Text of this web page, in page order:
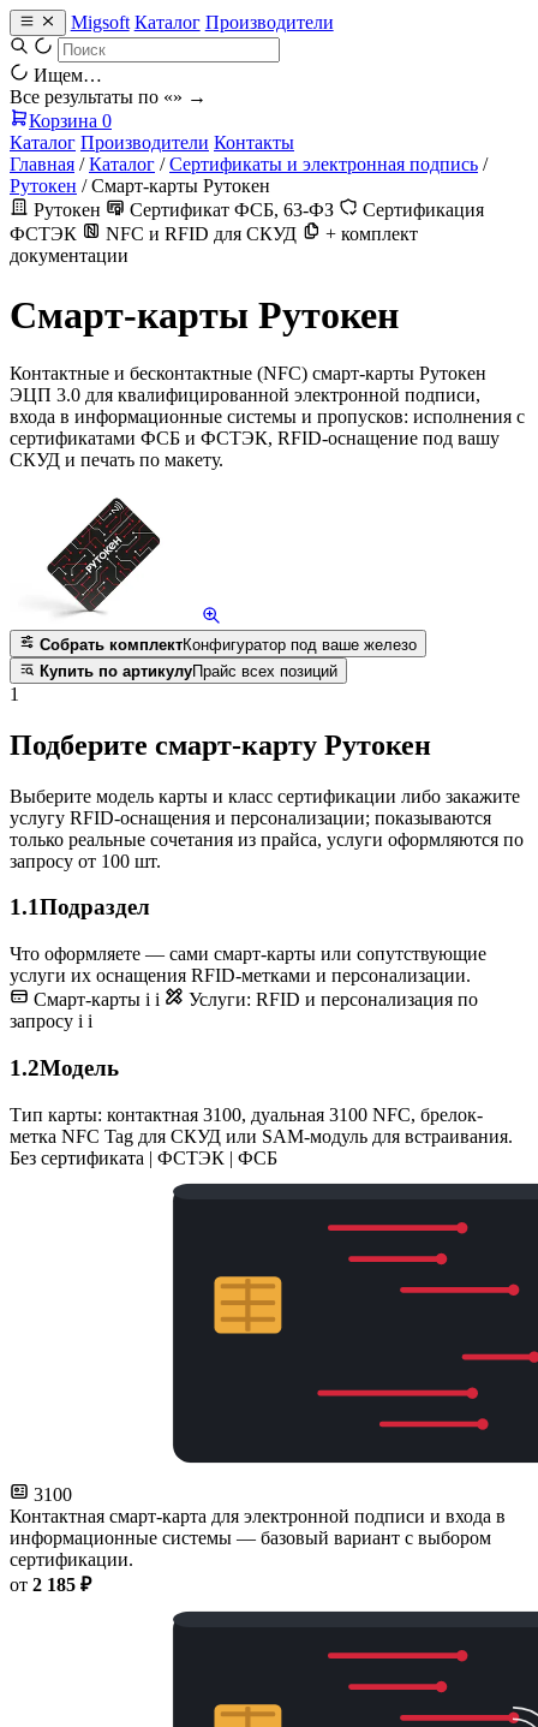
Migsoft Каталог Производители
Ищем…
Все результаты по «» →
Корзина 0
Каталог Производители Контакты
Главная / Каталог / Сертификаты и электронная подпись /
Рутокен / Смарт-карты Рутокен
Рутокен
Сертификат ФСБ, 63-ФЗ
Сертификация
ФСТЭК
NFC и RFID для СКУД
+ комплект
документации
Смарт-карты Рутокен
Контактные и бесконтактные (NFC) смарт-карты Рутокен
ЭЦП 3.0 для квалифицированной электронной подписи,
входа в информационные системы и пропусков: исполнения с
сертификатами ФСБ и ФСТЭК, RFID-оснащение под вашу
СКУД и печать по макету.
Собрать комплектКонфигуратор под ваше железо
Купить по артикулуПрайс всех позиций
1
Подберите смарт-карту Рутокен
Выберите модель карты и класс сертификации либо закажите
услугу RFID-оснащения и персонализации; показываются
только реальные сочетания из прайса, услуги оформляются по
запросу от 100 шт.
1.1Подраздел
Что оформляете — сами смарт-карты или сопутствующие
услуги их оснащения RFID-метками и персонализации.
Смарт-карты i i Услуги: RFID и персонализация по
запросу i i
1.2Модель
Тип карты: контактная 3100, дуальная 3100 NFC, брелок-
метка NFC Tag для СКУД или SAM-модуль для встраивания.
Без сертификата | ФСТЭК | ФСБ
3100
Контактная смарт-карта для электронной подписи и входа в
информационные системы — базовый вариант с выбором
сертификации.
от 2 185 ₽